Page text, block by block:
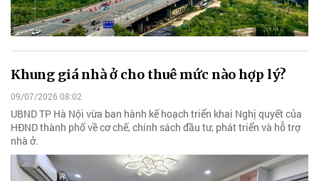
Khung giá nhà ở cho thuê mức nào hợp lý?
09/07/2026 08:02
UBND TP Hà Nội vừa ban hành kế hoạch triển khai Nghị quyết của
HĐND thành phố về cơ chế, chính sách đầu tư, phát triển và hỗ trợ
nhà ở.